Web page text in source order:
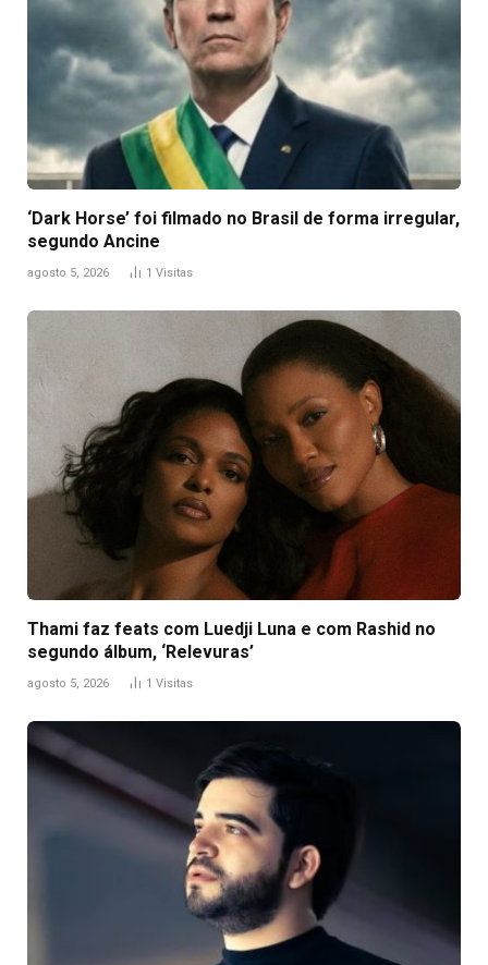
‘Dark Horse’ foi filmado no Brasil de forma irregular,
segundo Ancine
agosto 5, 2026 1 Visitas
Thami faz feats com Luedji Luna e com Rashid no
segundo álbum, ‘Relevuras’
agosto 5, 2026 1 Visitas